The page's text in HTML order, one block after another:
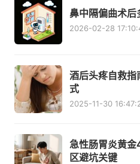
鼻中隔偏曲术后
2026-02-28
酒后头疼自救指
式
2025-11-30
急性肠胃炎黄
区避坑关键